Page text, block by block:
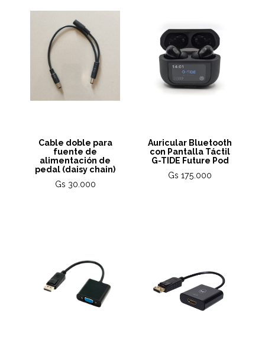
Cable doble para
fuente de
alimentación de
pedal (daisy chain)
Gs 30.000
Auricular Bluetooth
con Pantalla Táctil
G-TIDE Future Pod
Gs 175.000